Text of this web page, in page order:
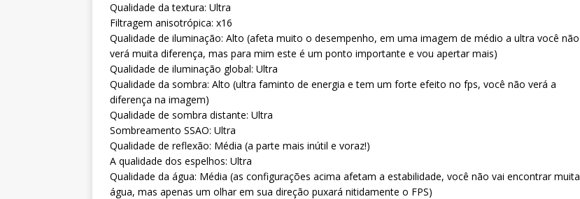
Qualidade da textura: Ultra
Filtragem anisotrópica: x16
Qualidade de iluminação: Alto (afeta muito o desempenho, em uma imagem de médio a ultra você não
verá muita diferença, mas para mim este é um ponto importante e vou apertar mais)
Qualidade de iluminação global: Ultra
Qualidade da sombra: Alto (ultra faminto de energia e tem um forte efeito no fps, você não verá a
diferença na imagem)
Qualidade de sombra distante: Ultra
Sombreamento SSAO: Ultra
Qualidade de reflexão: Média (a parte mais inútil e voraz!)
A qualidade dos espelhos: Ultra
Qualidade da água: Média (as configurações acima afetam a estabilidade, você não vai encontrar muita
água, mas apenas um olhar em sua direção puxará nitidamente o FPS)